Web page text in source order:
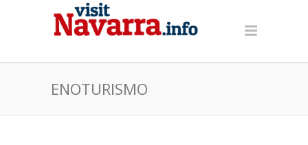
ENOTURISMO